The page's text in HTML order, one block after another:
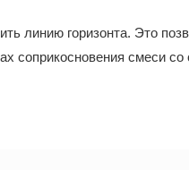
линию горизонта. Это
соприкосновения смеси